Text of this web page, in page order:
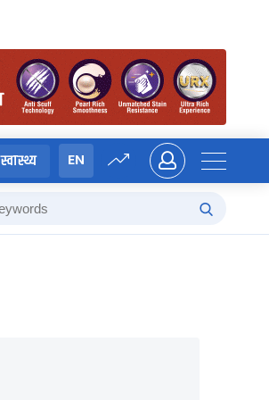
स्वास्थ्य EN